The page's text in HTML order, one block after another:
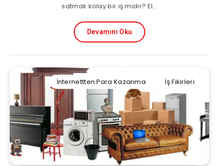
satmak kolay bir iş midir? El…
Devamını Oku
İnternettten Para Kazanma İş Fikirleri